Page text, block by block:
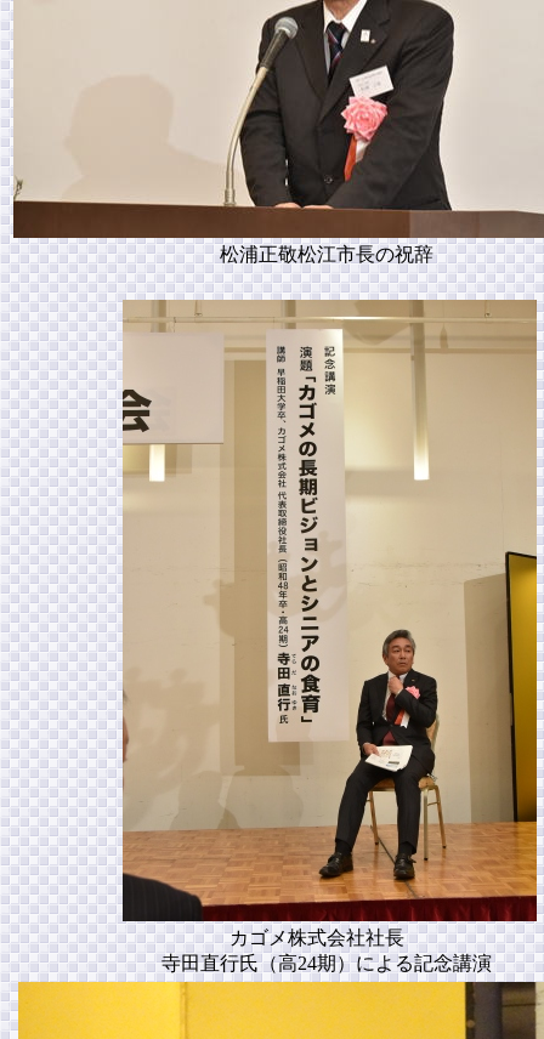
松浦正敬松江市長の祝辞
カゴメ株式会社社長
寺田直行氏（高24期）による記念講演